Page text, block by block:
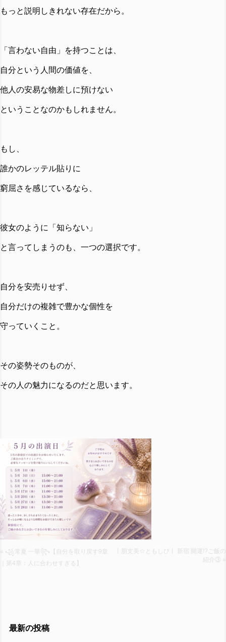
もっと説明しきれない存在だから。
「言わない自由」を持つことは、
自分という人間の価値を、
他人の安易な物差しに預けない
ということなのかもしれません。
もし、
誰かのレッテル貼りに
窮屈さを感じているなら、
彼女のように「知らない」
と言ってしまうのも、一つの選択です。
自分を安売りせず、
自分だけの複雑で豊かな個性を
守っていくこと。
その姿勢そのものが、
その人の魅力になるのだと思います。
« ꧁常夏 一華꧂【自分を取り戻す9章
｜第4章：人に合わせすぎる】
丨朋支美☆ともしび丨 新宿 開運!?ご飯の
紹介③ »
最新の投稿